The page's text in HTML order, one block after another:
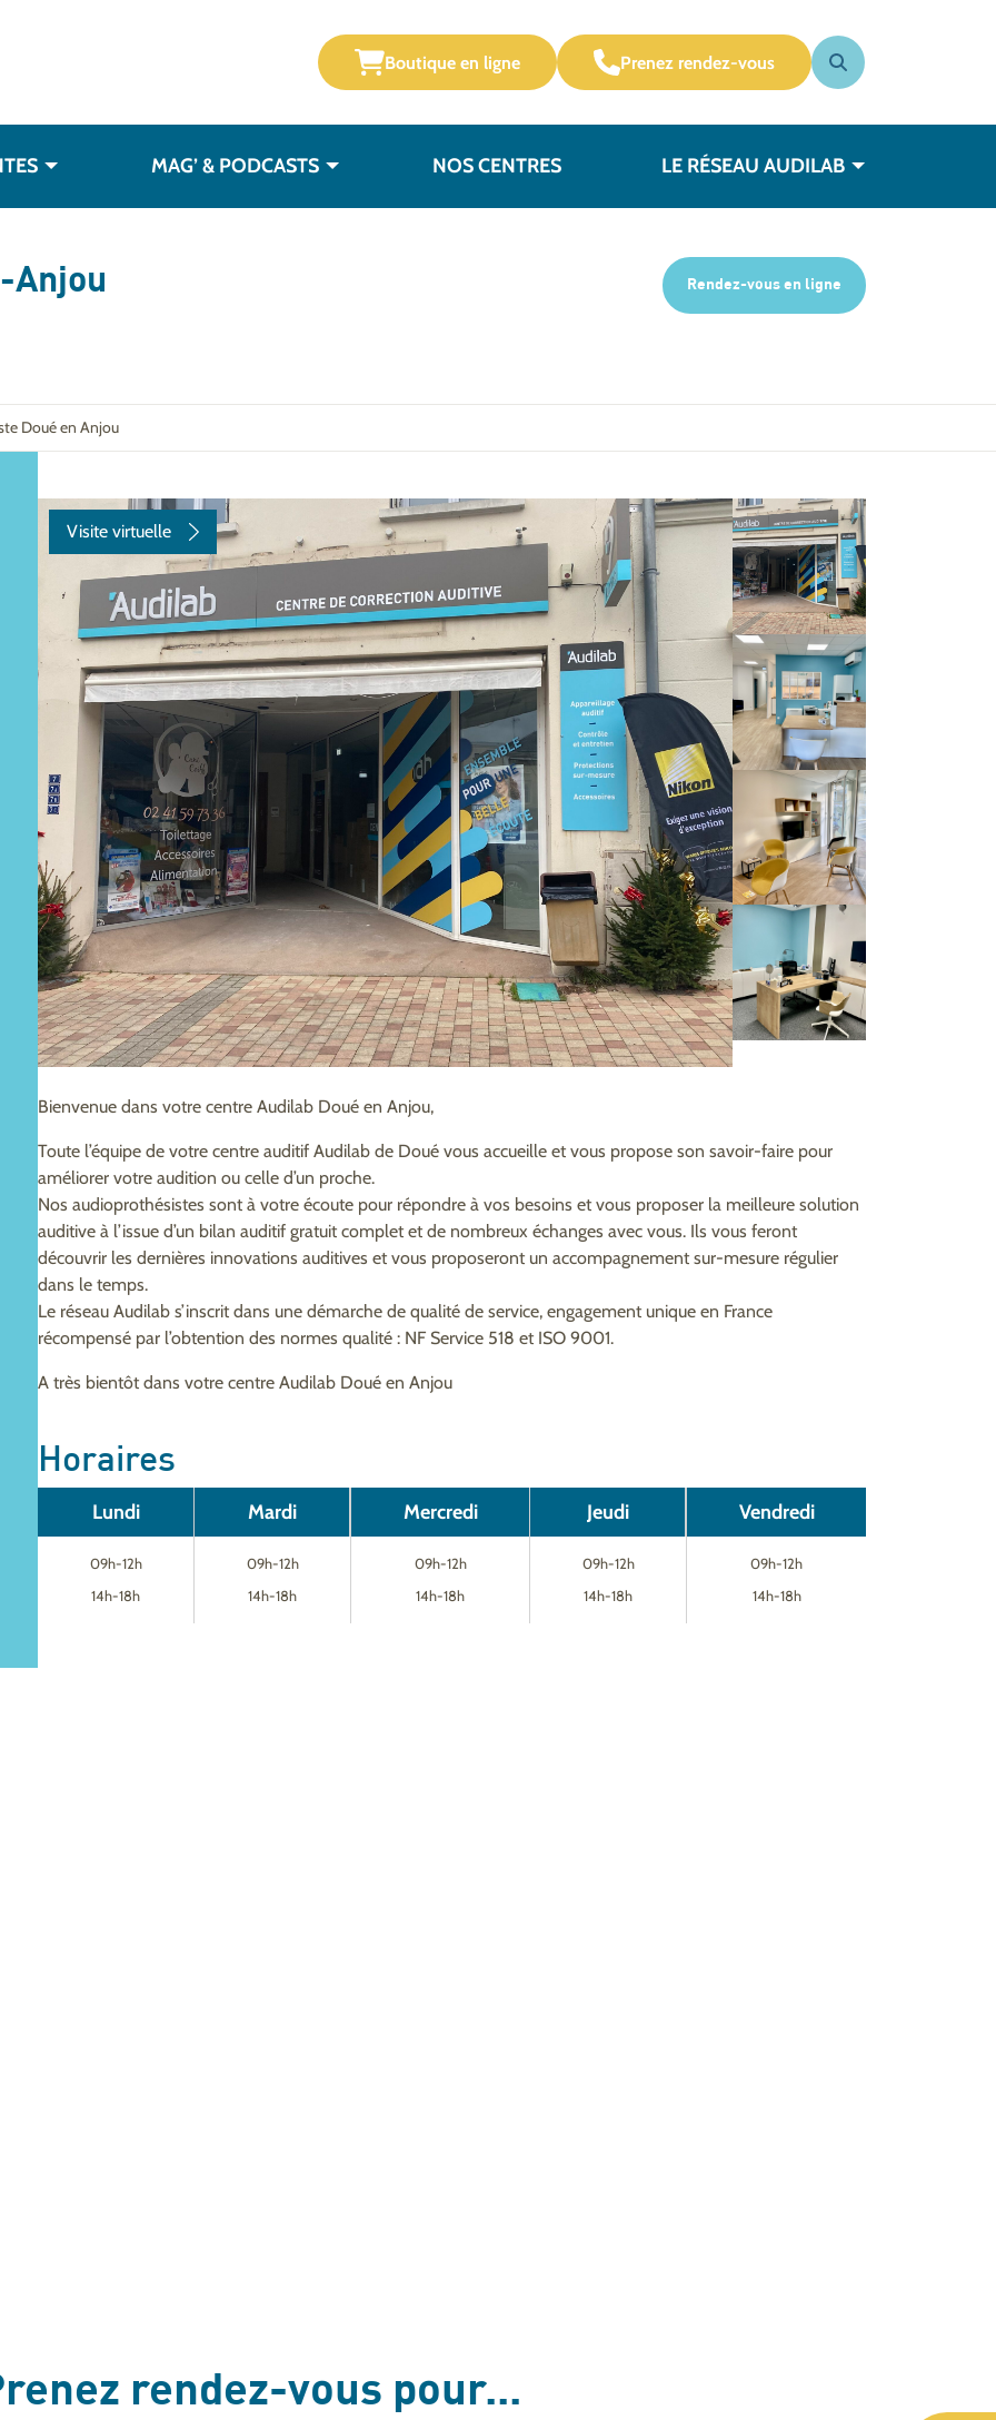
Boutique en ligne Prenez rendez-vous
MAG’ & PODCASTS NOS CENTRES LE RÉSEAU AUDILAB
Anjou Rendez-vous en ligne
Doué en Anjou
Visite virtuelle
Bienvenue dans votre centre Audilab Doué en Anjou,
Toute l’équipe de votre centre auditif Audilab de Doué vous accueille et vous propose son savoir-faire pour
améliorer votre audition ou celle d’un proche.
Nos audioprothésistes sont à votre écoute pour répondre à vos besoins et vous proposer la meilleure solution
auditive à l’issue d’un bilan auditif gratuit complet et de nombreux échanges avec vous. Ils vous feront
découvrir les dernières innovations auditives et vous proposeront un accompagnement sur-mesure régulier
dans le temps.
Le réseau Audilab s’inscrit dans une démarche de qualité de service, engagement unique en France
récompensé par l’obtention des normes qualité : NF Service 518 et ISO 9001.
A très bientôt dans votre centre Audilab Doué en Anjou
Horaires
Lundi
09h-12h
14h-18h
Mardi
09h-12h
14h-18h
Mercredi
09h-12h
14h-18h
Jeudi
09h-12h
14h-18h
Vendredi
09h-12h
14h-18h
rendez-vous pour...